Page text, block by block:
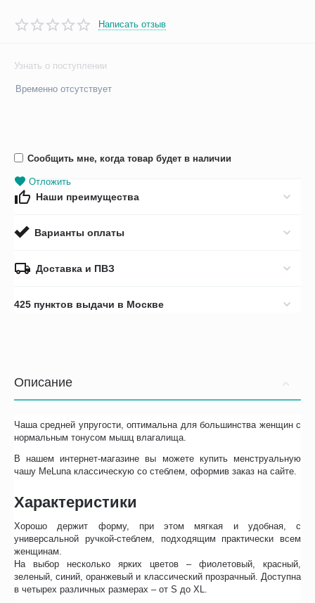
Написать отзыв
Узнать о поступлении
Временно отсутствует
Сообщить мне, когда товар будет в наличии
Отложить
Наши преимущества
Варианты оплаты
Доставка и ПВЗ
425 пунктов выдачи в Москве
Описание
Чаша средней упругости, оптимальна для большинства женщин с
нормальным тонусом мышц влагалища.
В нашем интернет-магазине вы можете купить менструальную
чашу MeLuna классическую со стеблем, оформив заказ на сайте.
Характеристики
Хорошо держит форму, при этом мягкая и удобная, с
универсальной ручкой-стеблем, подходящим практически всем
женщинам.
На выбор несколько ярких цветов – фиолетовый, красный,
зеленый, синий, оранжевый и классический прозрачный. Доступна
в четырех различных размерах – от S до XL.